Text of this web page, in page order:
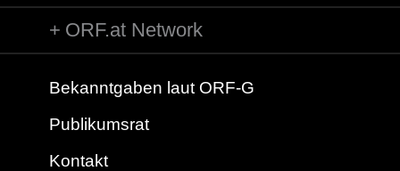
ORF.at Network
Bekanntgaben laut ORF-G
Publikumsrat
Kontakt